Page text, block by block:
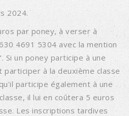
2024.
par poney, à verser à
4691 5304 avec la mention
Si un poney participe à une
participer à la deuxième classe
participe également à une
il lui en coûtera 5 euros
Les inscriptions tardives